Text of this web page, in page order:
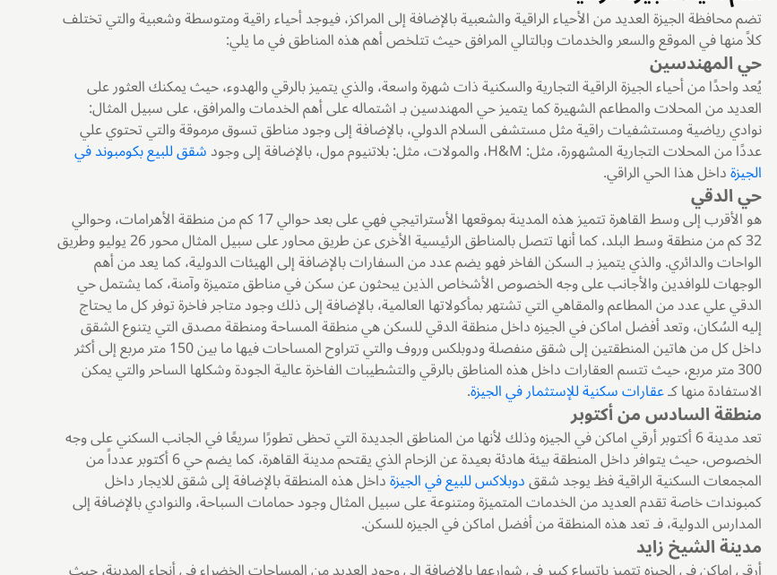
تضم محافظة الجيزة العديد من الأحياء الراقية والشعبية بالإضافة إلى المراكز، فيوجد أحياء راقية ومتوسطة وشعبية والتي تختلف
كلاً منها في الموقع والسعر والخدمات وبالتالي المرافق حيث تتلخص أهم هذه المناطق في ما يلي:
حي المهندسين
يُعد واحدًا من أحياء الجيزة الراقية التجارية والسكنية ذات شهرة واسعة، والذي يتميز بالرقي والهدوء، حيث يمكنك العثور على
العديد من المحلات والمطاعم الشهيرة كما يتميز حي المهندسين بـ اشتماله على أهم الخدمات والمرافق، على سبيل المثال:
نوادي رياضية ومستشفيات راقية مثل مستشفى السلام الدولي، بالإضافة إلى وجود مناطق تسوق مرموقة والتي تحتوي علي
عددًا من المحلات التجارية المشهورة، مثل: H&M، والمولات، مثل: بلاتنيوم مول، بالإضافة إلى وجود شقق للبيع بكومبوند في
الجيزةداخل هذا الحي الراقي.
حي الدقي
هو الأقرب إلى وسط القاهرة تتميز هذه المدينة بموقعها الأستراتيجي فهي على بعد حوالي 17 كم من منطقة الأهرامات، وحوالي
32 كم من منطقة وسط البلد، كما أنها تتصل بالمناطق الرئيسية الأخرى عن طريق محاور على سبيل المثال محور 26 يوليو وطريق
الواحات والدائري. والذي يتميز بـ السكن الفاخر فهو يضم عدد من السفارات بالإضافة إلى الهيئات الدولية، كما يعد من أهم
الوجهات للوافدين والأجانب على وجه الخصوص الأشخاص الذين يبحثون عن سكن في مناطق متميزة وآمنة، كما يشتمل حي
الدقي علي عدد من المطاعم والمقاهي التي تشتهر بمأكولاتها العالمية، بالإضافة إلى ذلك وجود متاجر فاخرة توفر كل ما يحتاج
إليه السُكان، وتعد أفضل اماكن في الجيزه داخل منطقة الدقي للسكن هي منطقة المساحة ومنطقة مصدق التي يتنوع الشقق
داخل كل من هاتين المنطقتين إلى شقق منفصلة ودوبلكس وروف والتي تتراوح المساحات فيها ما بين 150 متر مربع إلى أكثر
300 متر مربع، حيث تتسم العقارات داخل هذه المناطق بالرقي والتشطيبات الفاخرة عالية الجودة وشكلها الساحر والتي يمكن
الاستفادة منها كـعقارات سكنية للإستثمار في الجيزة.
منطقة السادس من أكتوبر
تعد مدينة 6 أكتوبر أرقي اماكن في الجيزه وذلك لأنها من المناطق الجديدة التي تحظى تطورًا سريعًا في الجانب السكني على وجه
الخصوص، حيث يتوافر داخل المنطقة بيئة هادئة بعيدة عن الزحام الذي يقتحم مدينة القاهرة، كما يضم حي 6 أكتوبر عدداً من
المجمعات السكنية الراقية فظـ يوجد شققدوبلاكس للبيع في الجيزةداخل هذه المنطقة بالإضافة إلى شقق للايجار داخل
كمبوندات خاصة تقدم العديد من الخدمات المتميزة ومتنوعة على سبيل المثال وجود حمامات السباحة، والنوادي بالإضافة إلى
المدارس الدولية، فـ تعد هذه المنطقة من أفضل اماكن في الجيزه للسكن.
مدينة الشيخ زايد